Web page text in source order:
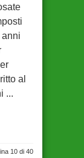
al
...
10 di 40